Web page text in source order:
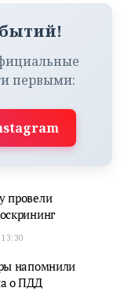
первыми:
провели
напомнили
о ПДД